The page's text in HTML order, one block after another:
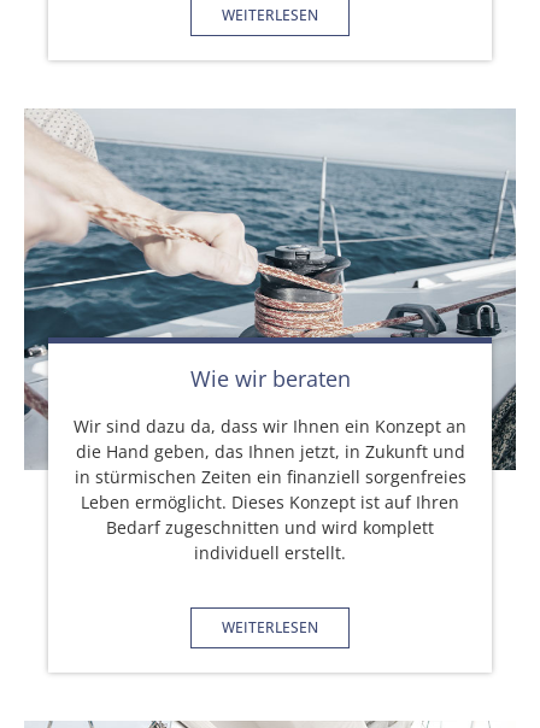
WEITERLESEN
Wie wir beraten
Wir sind dazu da, dass wir Ihnen ein Konzept an
die Hand geben, das Ihnen jetzt, in Zukunft und
in stürmischen Zeiten ein finanziell sorgenfreies
Leben ermöglicht. Dieses Konzept ist auf Ihren
Bedarf zugeschnitten und wird komplett
individuell erstellt.
WEITERLESEN